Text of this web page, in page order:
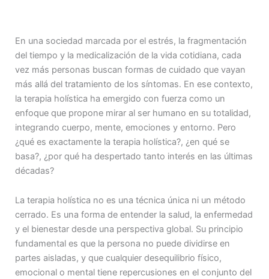
En una sociedad marcada por el estrés, la fragmentación
del tiempo y la medicalización de la vida cotidiana, cada
vez más personas buscan formas de cuidado que vayan
más allá del tratamiento de los síntomas. En ese contexto,
la terapia holística ha emergido con fuerza como un
enfoque que propone mirar al ser humano en su totalidad,
integrando cuerpo, mente, emociones y entorno. Pero
¿qué es exactamente la terapia holística?, ¿en qué se
basa?, ¿por qué ha despertado tanto interés en las últimas
décadas?
La terapia holística no es una técnica única ni un método
cerrado. Es una forma de entender la salud, la enfermedad
y el bienestar desde una perspectiva global. Su principio
fundamental es que la persona no puede dividirse en
partes aisladas, y que cualquier desequilibrio físico,
emocional o mental tiene repercusiones en el conjunto del